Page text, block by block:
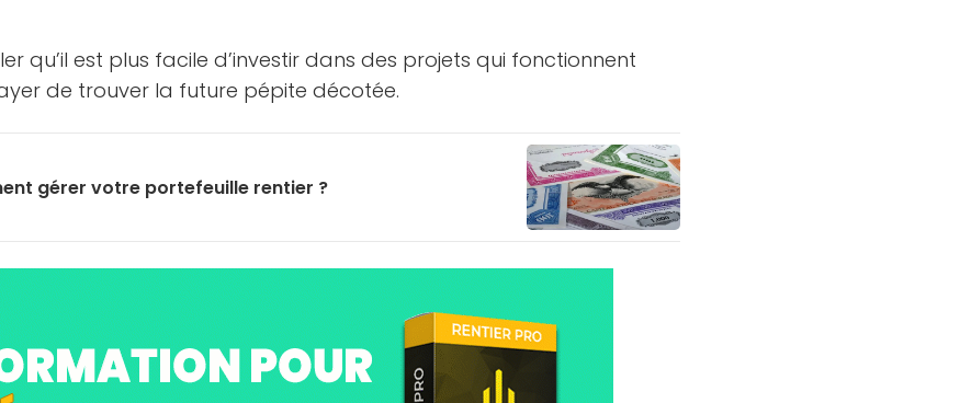
qu’il est plus facile d’investir dans des projets qui fonctionnent
de trouver la future pépite décotée.
gérer votre portefeuille rentier ?